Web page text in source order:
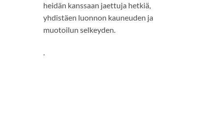
heidän kanssaan jaettuja hetkiä,
yhdistäen luonnon kauneuden ja
muotoilun selkeyden.
.